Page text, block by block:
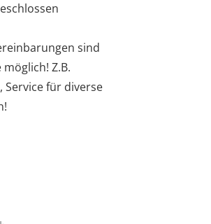
sind
Z.B.
Service für diverse